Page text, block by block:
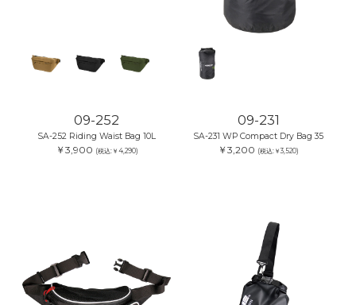
09-252
SA-252 Riding Waist Bag 10L
￥3,900 (税込:￥4,290)
09-231
SA-231 WP Compact Dry Bag 35
￥3,200 (税込:￥3,520)